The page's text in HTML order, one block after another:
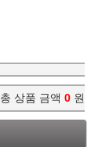
총 상품 금액 0 원